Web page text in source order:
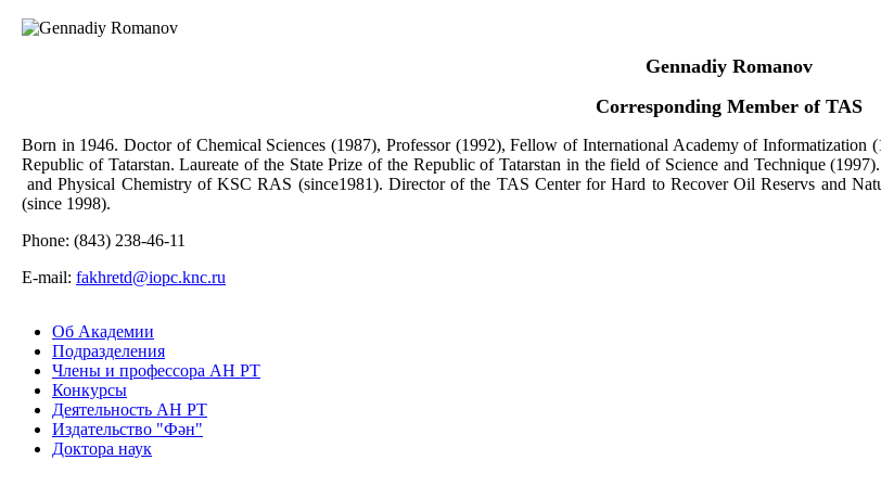
Gennadiy Romanov
Corresponding Member of TAS
Born in 1946. Doctor of Chemical Sciences (1987), Professor (1992), Fellow of International Academy of
Republic of Tatarstan. Laureate of the State Prize of the Republic of Tatarstan in the field of Science and Technique
and Physical Chemistry of KSC RAS (since1981). Director of the TAS Center for Hard to Recover Oil Reservs and
(since 1998).
Phone: (843) 238-46-11
Е-mail: fakhretd@iopc.knc.ru
Об Академии
Подразделения
Члены и профессора АН РТ
Конкурсы
Деятельность АН РТ
Издательство "Фән"
Доктора наук